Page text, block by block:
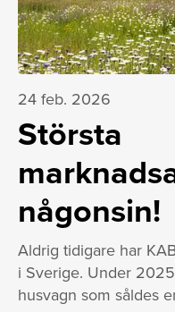
24 feb. 2026
Största
någonsin!
Aldrig tidigare har
i Sverige. Under
husvagn som såldes